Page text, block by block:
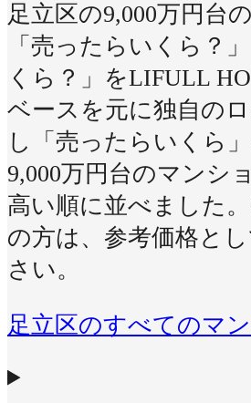
足立区の9,000万円台
「売ったらいくら？
くら？」をLIFULL
ベースを元に独自の
し「売ったらいくら
9,000万円台のマンシ
高い順に並べました
の方は、参考価格と
さい。
足立区のすべてのマ